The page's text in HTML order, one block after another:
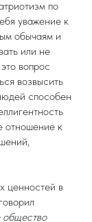
по
уважение к
обычаям и
или не
вопрос
возвысить
способен
отношение к
ценностей в
общество